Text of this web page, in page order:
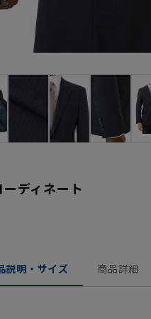
ディネート
説明・サイズ 商品詳細